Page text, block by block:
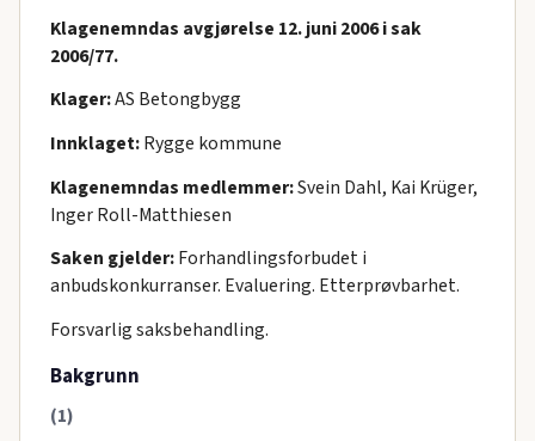
Klagenemndas avgjørelse 12. juni 2006 i sak
2006/77.
Klager:AS Betongbygg
Innklaget:Rygge kommune
Klagenemndas medlemmer:Svein Dahl, Kai Krüger,
Inger Roll-Matthiesen
Saken gjelder:Forhandlingsforbudet i
anbudskonkurranser. Evaluering. Etterprøvbarhet.
Forsvarlig saksbehandling.
Bakgrunn
(1)